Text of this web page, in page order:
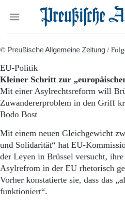
Politik
Leben
Berlin-
Danzig und
Bücher
Suchen und finden
© Preußische Allgemeine Zeitung /
EU-Politik
Kleiner Schritt zur
Mit einer Asylrechtsreform will
Zuwandererproblem in den Griff
Bodo Bost
Mit einem neuen Gleichgewicht
und Solidarität“ hat EU-
der Leyen in Brüssel versucht,
Asylrefrom in der EU rhetorisch
Vorher konstatierte sie, dass das
funktioniert“.